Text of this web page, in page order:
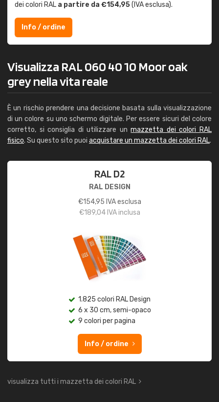
dei colori RAL a partire da €154,95(IVA esclusa).
Info / ordine
Visualizza RAL 060 40 10 Moor oak
grey nella vita reale
È un rischio prendere una decisione basata sulla visualizzazione
di un colore su uno schermo digitale. Per essere sicuri del colore
corretto, si consiglia di utilizzare unmazzetta dei colori RAL
fisico. Su questo sito puoi acquistare un mazzetta dei colori RAL.
RAL D2
RAL DESIGN
€154,95 IVA esclusa
€189,04IVA inclusa
1.825 colori RAL Design
6 x 30 cm, semi-opaco
9 colori per pagina
Info / ordine
visualizza tutti i mazzetta dei colori RAL